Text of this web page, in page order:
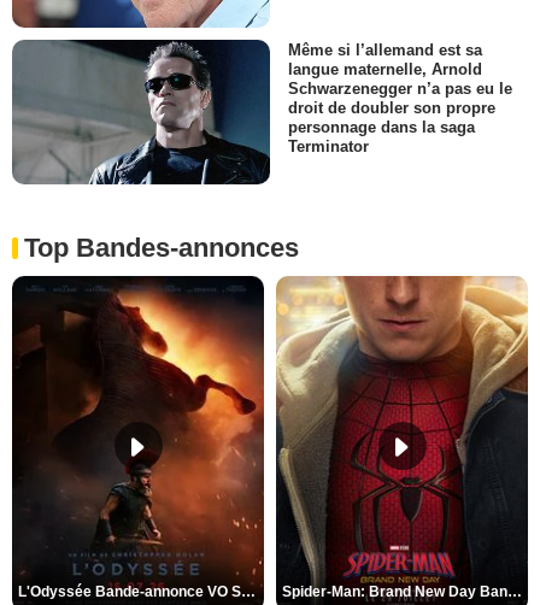
Même si l’allemand est sa
langue maternelle, Arnold
Schwarzenegger n’a pas eu le
droit de doubler son propre
personnage dans la saga
Terminator
Top Bandes-annonces
L'Odyssée Bande-annonce VO STFR Spider-Man: Brand New Day Bande-annonce VO STFR